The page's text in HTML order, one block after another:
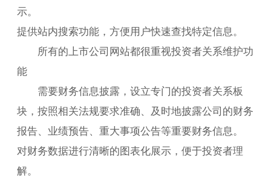
示。
提供站内搜索功能，方便用户快速查找特定信息。
所有的上市公司网站都很重视投资者关系维护功
能
需要财务信息披露，设立专门的投资者关系板
块，按照相关法规要求准确、及时地披露公司的财务
报告、业绩预告、重大事项公告等重要财务信息。
对财务数据进行清晰的图表化展示，便于投资者理
解。